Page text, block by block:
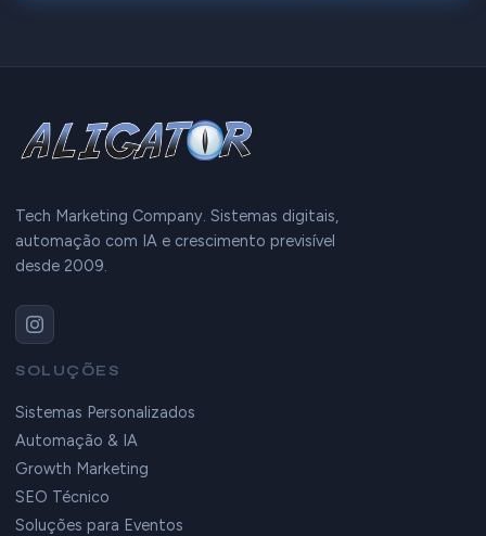
Tech Marketing Company. Sistemas digitais,
automação com IA e crescimento previsível
desde 2009.
SOLUÇÕES
Sistemas Personalizados
Automação & IA
Growth Marketing
SEO Técnico
Soluções para Eventos